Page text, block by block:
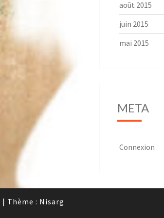
août 2015
juin 2015
mai 2015
META
Connexion
| Thème : Nisarg